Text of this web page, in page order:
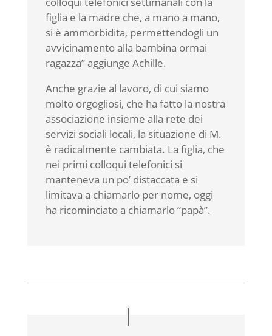
figlia e la madre che, a mano a mano,
si è ammorbidita, permettendogli un
avvicinamento alla bambina ormai
ragazza” aggiunge Achille.
Anche grazie al lavoro, di cui siamo
molto orgogliosi, che ha fatto la nostra
associazione insieme alla rete dei
servizi sociali locali, la situazione di M.
è radicalmente cambiata. La figlia, che
nei primi colloqui telefonici si
manteneva un po’ distaccata e si
limitava a chiamarlo per nome, oggi
ha ricominciato a chiamarlo “papà”.